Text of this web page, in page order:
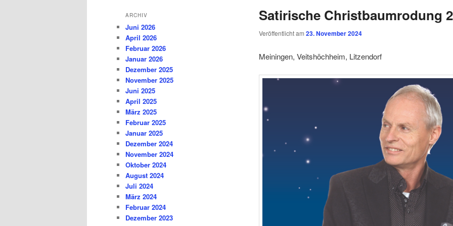
Satirische Christbaumrodung
Veröffentlicht am 23. November 2024
Meiningen, Veitshöchheim, Litzendorf
ARCHIV
Juni 2026
April 2026
Februar 2026
Januar 2026
Dezember 2025
November 2025
Juni 2025
April 2025
März 2025
Februar 2025
Januar 2025
Dezember 2024
November 2024
Oktober 2024
August 2024
Juli 2024
März 2024
Februar 2024
Dezember 2023